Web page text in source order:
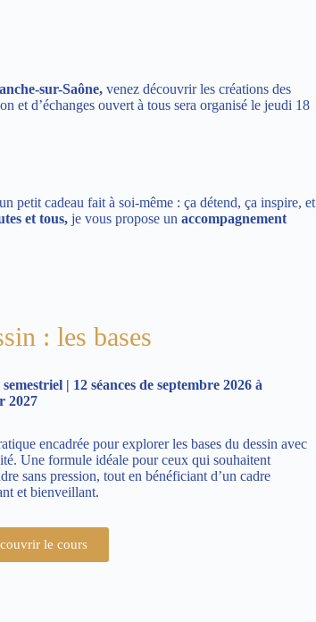
sur-Saône, venez découvrir les créations des
et d’échanges ouvert à tous sera organisé le jeudi 18
petit cadeau fait à soi-même : ça détend, ça inspire, et
et tous, je vous propose un accompagnement
: les bases
| 12 séances de septembre 2026 à
2027
encadrée pour explorer les bases du dessin avec
Une formule idéale pour ceux qui souhaitent
sans pression, tout en bénéficiant d’un cadre
et bienveillant.
le cours